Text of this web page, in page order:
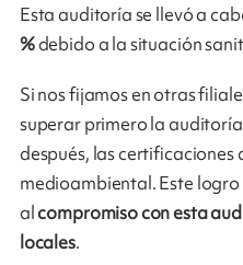
Esta auditoría se llevó a
%debido a la situación
Si nos fijamos en otras
superar primero la
después, las certificaciones
medioambiental. Este
alcompromiso con esta
locales.